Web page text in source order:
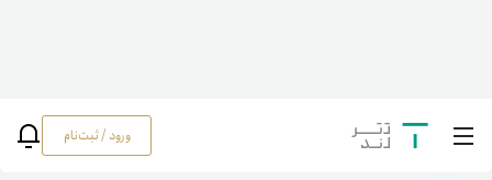
ورود / ثبت‌نام خانه رمزارزها/
PARTI